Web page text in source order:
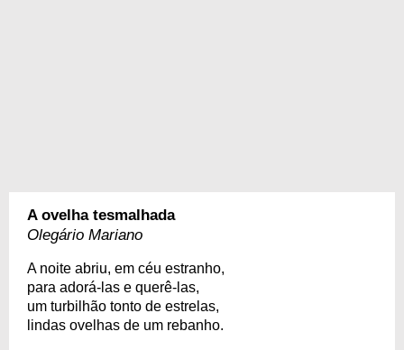
A ovelha tesmalhada
Olegário Mariano
A noite abriu, em céu estranho,
para adorá-las e querê-las,
um turbilhão tonto de estrelas,
lindas ovelhas de um rebanho.